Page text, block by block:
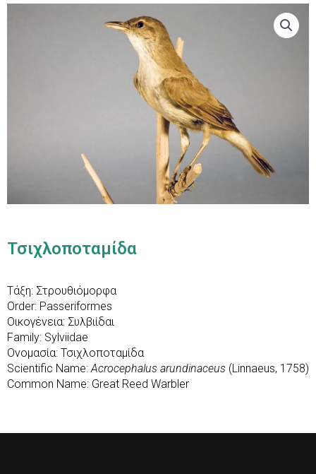
Τσιχλοποταμίδα
Τάξη: Στρουθιόμορφα
Order: Passeriformes
Οικογένεια: Συλβιίδαι
Family: Sylviidae
Ονομασία: Τσιχλοποταμίδα
Scientific Name: Acrocephalus arundinaceus (Linnaeus, 1758)
Common Name: Great Reed Warbler